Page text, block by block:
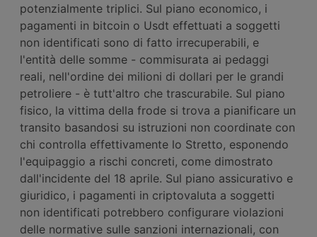
potenzialmente triplici. Sul piano economico, i
pagamenti in bitcoin o Usdt effettuati a soggetti
non identificati sono di fatto irrecuperabili, e
l'entità delle somme - commisurata ai pedaggi
reali, nell'ordine dei milioni di dollari per le grandi
petroliere - è tutt'altro che trascurabile. Sul piano
fisico, la vittima della frode si trova a pianificare un
transito basandosi su istruzioni non coordinate con
chi controlla effettivamente lo Stretto, esponendo
l'equipaggio a rischi concreti, come dimostrato
dall'incidente del 18 aprile. Sul piano assicurativo e
giuridico, i pagamenti in criptovaluta a soggetti
non identificati potrebbero configurare violazioni
delle normative sulle sanzioni internazionali, con